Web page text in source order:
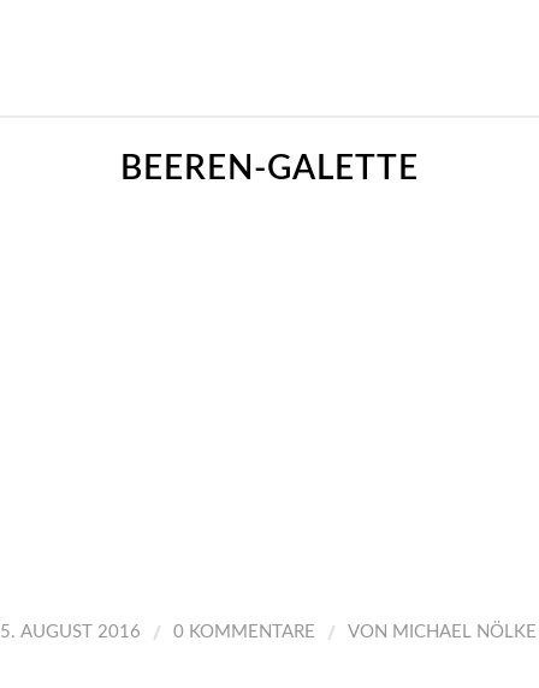
BEEREN-GALETTE
5. AUGUST 2016 / 0 KOMMENTARE / VON MICHAEL NÖLKE